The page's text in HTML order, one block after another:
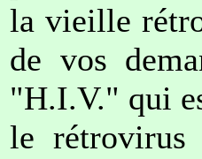
la vieille
de vos
"H.I.V." qui
le rétrovirus